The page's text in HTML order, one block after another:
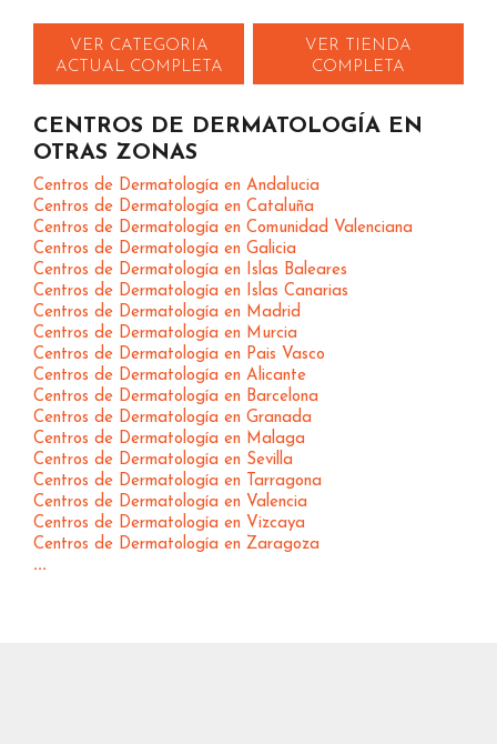
VER CATEGORIA
ACTUAL COMPLETA
VER TIENDA
COMPLETA
CENTROS DE DERMATOLOGÍA EN
OTRAS ZONAS
Centros de Dermatología en Andalucia
Centros de Dermatología en Cataluña
Centros de Dermatología en Comunidad Valenciana
Centros de Dermatología en Galicia
Centros de Dermatología en Islas Baleares
Centros de Dermatología en Islas Canarias
Centros de Dermatología en Madrid
Centros de Dermatología en Murcia
Centros de Dermatología en Pais Vasco
Centros de Dermatología en Alicante
Centros de Dermatología en Barcelona
Centros de Dermatología en Granada
Centros de Dermatología en Malaga
Centros de Dermatología en Sevilla
Centros de Dermatología en Tarragona
Centros de Dermatología en Valencia
Centros de Dermatología en Vizcaya
Centros de Dermatología en Zaragoza
...